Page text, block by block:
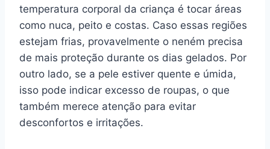
temperatura corporal da criança é tocar áreas
como nuca, peito e costas. Caso essas regiões
estejam frias, provavelmente o neném precisa
de mais proteção durante os dias gelados. Por
outro lado, se a pele estiver quente e úmida,
isso pode indicar excesso de roupas, o que
também merece atenção para evitar
desconfortos e irritações.